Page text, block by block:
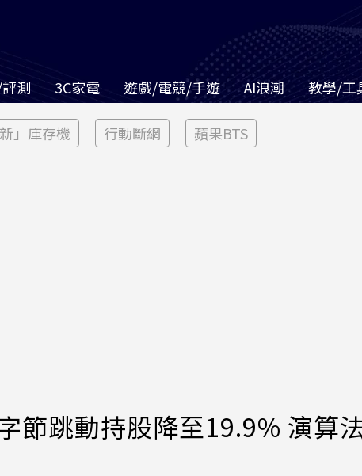
測 3C家電 遊戲/電競/手遊 AI浪潮 教學/工
新」庫存機 行動斷網 蘋果BTS
節跳動持股降至19.9% 演算